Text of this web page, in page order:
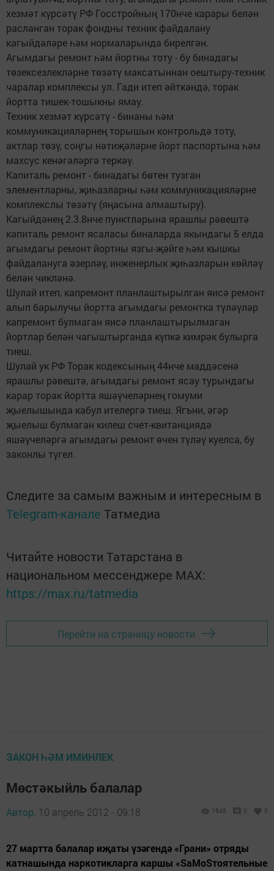
хезмәт күрсәтү РФ Госстройның 170нче карары белән
расланган торак фондны техник файдалану
кагыйдәләре һәм нормаларында бирелгән.
Агымдагы ремонт һәм йортны тоту - бу бинадагы
төзексезлекләрне төзәтү максатыннан оештыру-техник
чаралар комплексы ул. Гади итеп әйткәндә, торак
йортта тишек-тошыкны ямау.
Техник хезмәт күрсәтү - бинаны һәм
коммуникацияләрнең торышын контрольдә тоту,
актлар төзү, соңгы нәтиҗәләрне йорт паспортына һәм
махсус кенәгәләргә теркәү.
Капиталь ремонт - бинадагы бөтен тузган
элементларны, җиһазларны һәм коммуникацияләрне
комплекслы төзәтү (яңасына алмаштыру).
Кагыйдәнең 2.3.8нче пунктларына ярашлы рәвештә
капиталь ремонт ясаласы биналарда якындагы 5 елда
агымдагы ремонт йортны язгы-җәйге һәм кышкы
файдалануга әзерләү, инженерлык җиһазларын көйләү
белән чикләнә.
Шулай итеп, капремонт планлаштырылган яисә ремонт
алып барылучы йортта агымдагы ремонтка түләүләр
капремонт булмаган яисә планлаштырылмаган
йортлар белән чагыштырганда күпкә кимрәк булырга
тиеш.
Шулай ук РФ Торак кодексының 44нче маддәсенә
ярашлы рәвештә, агымдагы ремонт ясау турындагы
карар торак йортта яшәүчеләрнең гомуми
җыелышында кабул ителергә тиеш. Ягъни, әгәр
җыелыш булмаган килеш счет-квитанциядә
яшәүчеләргә агымдагы ремонт өчен түләү куелса, бу
законлы түгел.
Следите за самым важным и интересным в
Telegram-канале Татмедиа
Читайте новости Татарстана в
национальном мессенджере MАХ:
https://max.ru/tatmedia
Перейти на страницу новости
ЗАКОН ҺӘМ ИМИНЛЕК
Мөстәкыйль балалар
Автор, 10 апрель 2012 - 09:18 1645 0 0
27 мартта балалар иҗаты үзәгендә «Грани» отряды
катнашында наркотикларга каршы «SaMoSтоятельные